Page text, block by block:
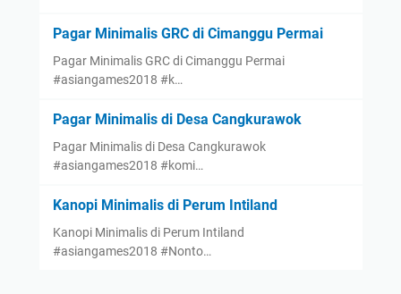
Pagar Minimalis GRC di Cimanggu Permai
Pagar Minimalis GRC di Cimanggu Permai
#asiangames2018 #k…
Pagar Minimalis di Desa Cangkurawok
Pagar Minimalis di Desa Cangkurawok
#asiangames2018 #komi…
Kanopi Minimalis di Perum Intiland
Kanopi Minimalis di Perum Intiland
#asiangames2018 #Nonto…